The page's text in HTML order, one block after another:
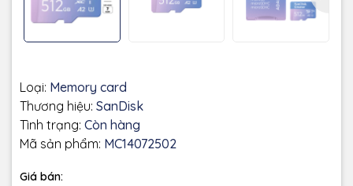
Loại: Memory card
Thương hiệu: SanDisk
Tình trạng: Còn hàng
Mã sản phẩm: MC14072502
Giá bán: